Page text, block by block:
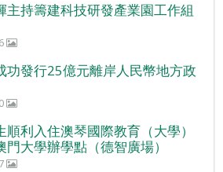
主持籌建科技研發產業園工作組
功發行25億元離岸人民幣地方政
利入住澳琴國際教育（大學）
大學辦學點（德智廣場）